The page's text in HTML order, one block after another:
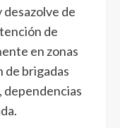
de
de
en zonas
de brigadas
dependencias